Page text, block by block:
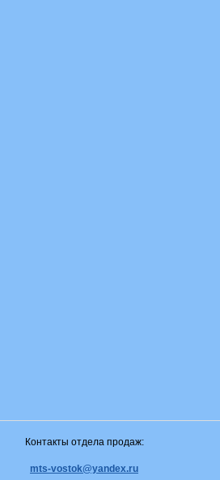
Контакты отдела продаж:
mts-vostok@yandex.ru